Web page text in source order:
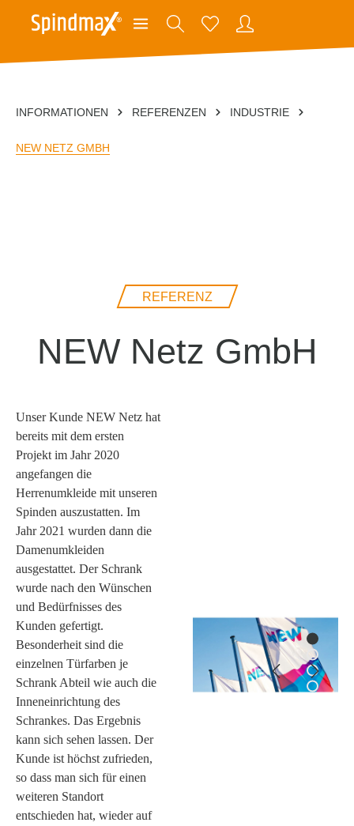
INFORMATIONEN REFERENZEN INDUSTRIE
NEW NETZ GMBH
REFERENZ
NEW Netz GmbH
Unser Kunde NEW Netz hat
bereits mit dem ersten
Projekt im Jahr 2020
angefangen die
Herrenumkleide mit unseren
Spinden auszustatten. Im
Jahr 2021 wurden dann die
Damenumkleiden
ausgestattet. Der Schrank
wurde nach den Wünschen
und Bedürfnisses des
Kunden gefertigt.
Besonderheit sind die
einzelnen Türfarben je
Schrank Abteil wie auch die
Inneneinrichtung des
Schrankes. Das Ergebnis
kann sich sehen lassen. Der
Kunde ist höchst zufrieden,
so dass man sich für einen
weiteren Standort
entschieden hat, wieder auf